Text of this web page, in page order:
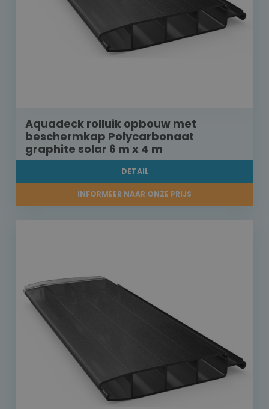
Aquadeck rolluik opbouw met
beschermkap Polycarbonaat
graphite solar 6 m x 4 m
DETAIL
INFORMEER NAAR ONZE PRIJS